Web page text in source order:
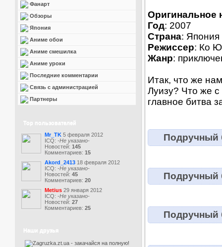
Фанарт
Обзоры
Япония
Аниме обои
Аниме смешилка
Аниме уроки
Последние комментарии
Связь с администрацией
Партнеры
Top пользователей
Mr_TK 5 февраля 2012
ICQ: -Не указано-
Новостей: 145
Комментариев: 15
Akord_2413 18 февраля 2012
ICQ: -Не указано-
Новостей: 45
Комментариев: 20
Metius 29 января 2012
ICQ: -Не указано-
Новостей: 27
Комментариев: 25
Наши друзья
Оригинальное
Год: 2007
Страна: Япония
Режиссер: Ко Ю
Жанр:
Итак, что же
Луизу? Что же
главное битва
Подручный
Подручный
Подручный